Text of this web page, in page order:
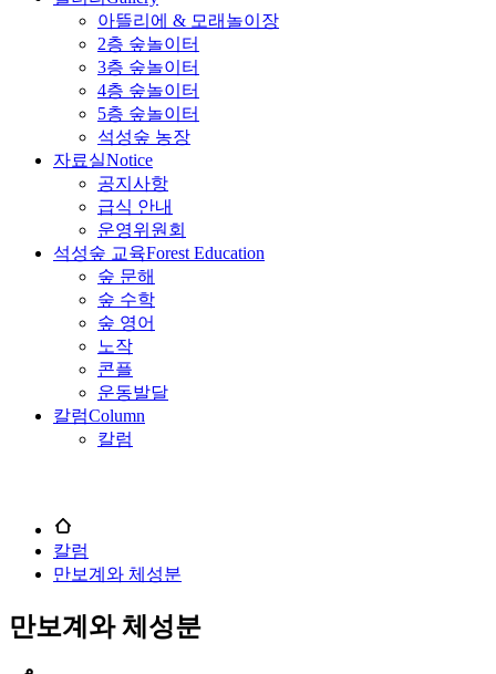
아뜰리에 & 모래놀이장
2층 숲놀이터
3층 숲놀이터
4층 숲놀이터
5층 숲놀이터
석성숲 농장
자료실Notice
공지사항
급식 안내
운영위원회
석성숲 교육Forest Education
숲 문해
숲 수학
숲 영어
노작
콘플
운동발달
칼럼Column
칼럼
칼럼
만보계와 체성분
만보계와 체성분